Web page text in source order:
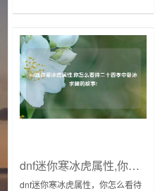
玩。而小编是09年接触的，也是
dnf迷你寒冰虎属性,你怎么看待二十四孝中卧冰求鲤的故事?
dnf迷你寒冰虎属性，你怎么看待